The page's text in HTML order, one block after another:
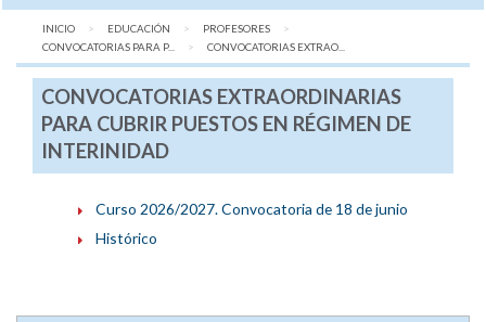
INICIO EDUCACIÓN
PROFESORES
CONVOCATORIAS PARA P...
AQUÍ:
CONVOCATORIAS EXTRAO...
CONVOCATORIAS EXTRAORDINARIAS
PARA CUBRIR PUESTOS EN RÉGIMEN DE
INTERINIDAD
Curso 2026/2027. Convocatoria de 18 de junio
Histórico